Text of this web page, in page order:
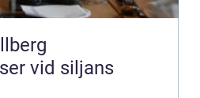
vid siljans